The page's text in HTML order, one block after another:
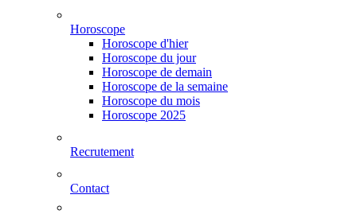
Horoscope
Horoscope d'hier
Horoscope du jour
Horoscope de demain
Horoscope de la semaine
Horoscope du mois
Horoscope 2025
Recrutement
Contact